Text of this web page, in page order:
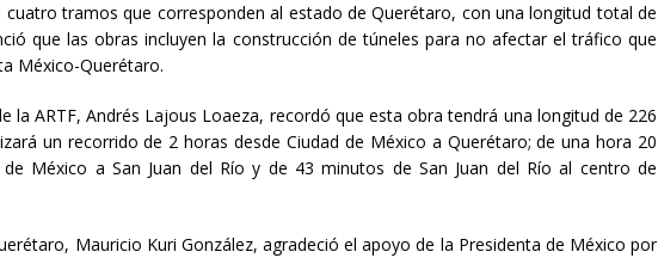
cuatro tramos que corresponden al estado de Querétaro, con una longitud total de
que las obras incluyen la construcción de túneles para no afectar el tráfico que
México-Querétaro.
la ARTF, Andrés Lajous Loaeza, recordó que esta obra tendrá una longitud de 226
un recorrido de 2 horas desde Ciudad de México a Querétaro; de una hora 20
México a San Juan del Río y de 43 minutos de San Juan del Río al centro de
Mauricio Kuri González, agradeció el apoyo de la Presidenta de México por